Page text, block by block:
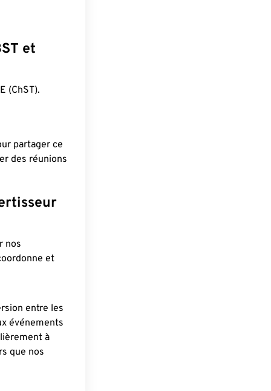
et
(ChST).
partager ce
des réunions
nos
et
entre les
événements
à
que nos